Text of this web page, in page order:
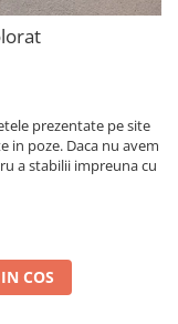
prezentate pe site
in poze. Daca nu avem
a stabilii impreuna cu
COS